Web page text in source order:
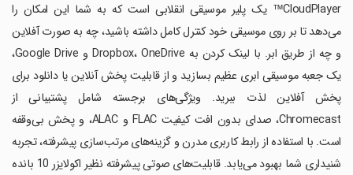
CloudPlayer™ یک پلیر موسیقی انقلابی است که به شما این امکان را
می‌دهد تا بر روی موسیقی خود کنترل کامل داشته باشید، چه به صورت آفلاین
و چه از طریق ابر. با لینک کردن به Dropbox، OneDrive و Google Drive،
یک جعبه موسیقی ابری عظیم بسازید و از قابلیت پخش آنلاین یا دانلود برای
پخش آفلاین لذت ببرید. ویژگی‌های برجسته شامل پشتیبانی از
Chromecast، صدای بدون افت کیفیت FLAC و ALAC، و پخش بی‌وقفه
است. با استفاده از رابط کاربری مدرن و گزینه‌های مرتب‌سازی پیشرفته، تجربه
شنیداری شما بهبود می‌یابد. قابلیت‌های صوتی پیشرفته نظیر اکولایزر 10 بانده